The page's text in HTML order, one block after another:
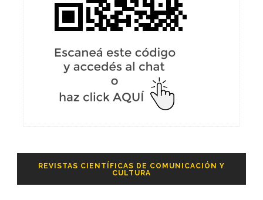
REVISTAS CIENTÍFICAS DE COMUNICACIÓN Y
CULTURA